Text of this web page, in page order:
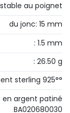
au poignet
du jonc: 15 mm
: 1.5 mm
: 26.50 g
sterling 925°°
argent patiné
BA020680030